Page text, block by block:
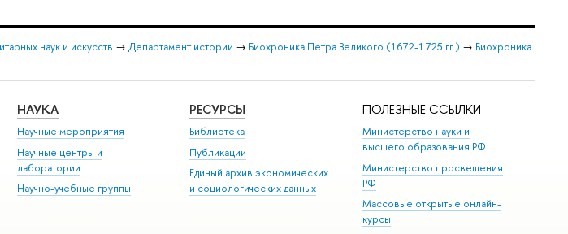
наук и искусств → Департамент истории → Биохроника Петра Великого (1672-1725 гг.) → Биохроника
НАУКА
Научные мероприятия
Научные центры и
лаборатории
Научно-учебные группы
РЕСУРСЫ
Библиотека
Публикации
Единый архив экономических
и социологических данных
ПОЛЕЗНЫЕ ССЫЛКИ
Министерство науки и
высшего образования РФ
Министерство просвещения
РФ
Массовые открытые онлайн-
курсы